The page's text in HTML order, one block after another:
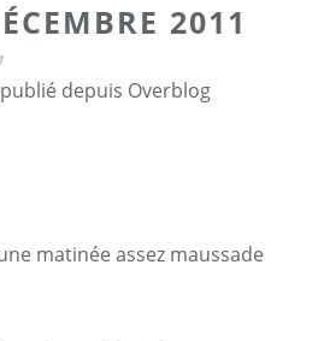
2011
depuis Overblog
matinée assez maussade